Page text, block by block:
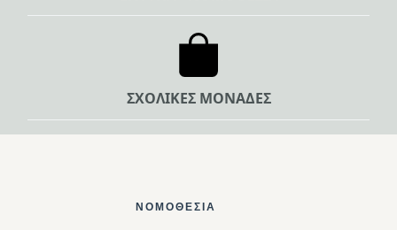
ΣΧΟΛΙΚΕΣ ΜΟΝΑΔΕΣ
ΝΟΜΟΘΕΣΊΑ